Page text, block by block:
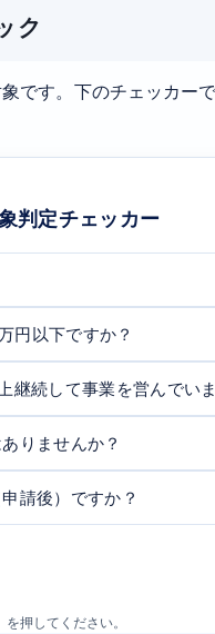
ク
です。下のチェッカー
判定チェッカー
円以下ですか？
継続して事業を営んでい
りませんか？
請後）ですか？
押してください。